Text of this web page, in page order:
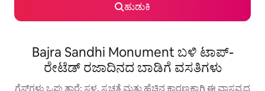
ಹುಡುಕಿ
Bajra Sandhi Monument ಬಳಿ ಟಾಪ್-
ರೇಟೆಡ್ ರಜಾದಿನದ ಬಾಡಿಗೆ ವಸತಿಗಳು
ಗೆಸ್ಟ್‌ಗಳು ಒಪ್ಪುತ್ತಾರೆ: ಸ್ಥಳ, ಸ್ವಚ್ಛತೆ ಮತ್ತು ಹೆಚ್ಚಿನ ಕಾರಣಕ್ಕಾಗಿ ಈ ವಾಸ್ತವ್ಯದ